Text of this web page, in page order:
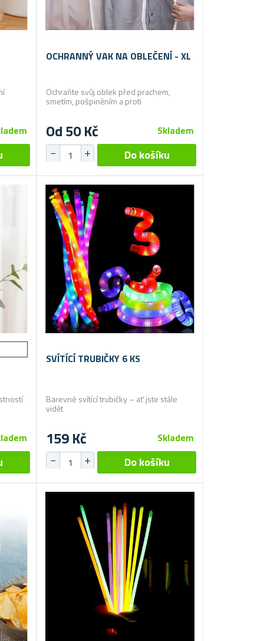
OCHRANNÝ VAK NA OBLEČENÍ - XL
Ochraňte svůj oblek před prachem,
smetím, pošpiněním a proti
povětrnostním vlivům při transportu!
Od 50 Kč Skladem
SVÍTÍCÍ TRUBIČKY 6 KS
Barevné svítící trubičky – ať jste stále
vidět
159 Kč Skladem